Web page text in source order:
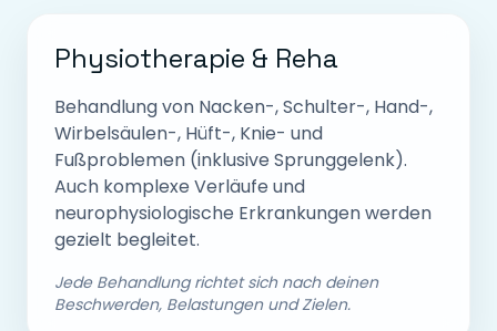
Physiotherapie & Reha
Behandlung von Nacken-, Schulter-, Hand-,
Wirbelsäulen-, Hüft-, Knie- und
Fußproblemen (inklusive Sprunggelenk).
Auch komplexe Verläufe und
neurophysiologische Erkrankungen werden
gezielt begleitet.
Jede Behandlung richtet sich nach deinen
Beschwerden, Belastungen und Zielen.